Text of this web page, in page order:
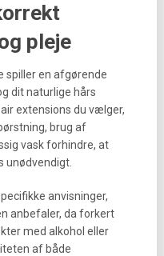
pleje
spiller en afgørende
dit naturlige hårs
extensions du vælger,
brug af
vask forhindre, at
unødvendigt.
anvisninger,
anbefaler, da forkert
med alkohol eller
af både